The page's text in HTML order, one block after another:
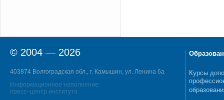
© 2004 — 2026
403874 Волгоградская обл., г. Камышин, ул. Ленина 6а
Информационное наполнение:
пресс–центр института
Курсы